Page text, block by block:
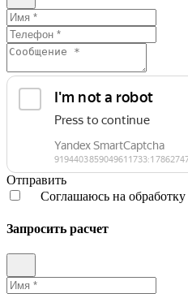
Отправить
Соглашаюсь на обработку
Запросить расчет